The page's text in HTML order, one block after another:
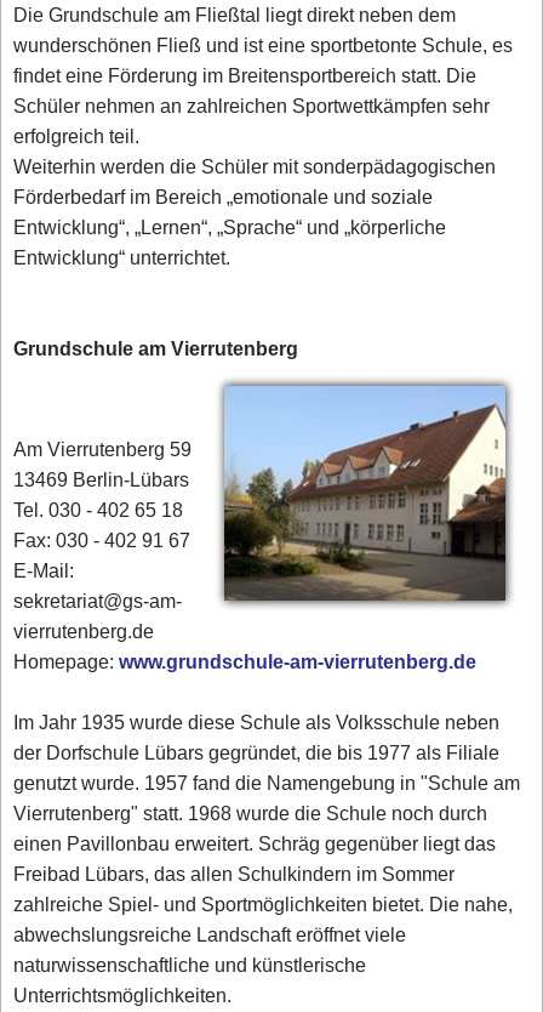
Die Grundschule am Fließtal liegt direkt neben dem
wunderschönen Fließ und ist eine sportbetonte Schule, es
findet eine Förderung im Breitensportbereich statt. Die
Schüler nehmen an zahlreichen Sportwettkämpfen sehr
erfolgreich teil.
Weiterhin werden die Schüler mit sonderpädagogischen
Förderbedarf im Bereich „emotionale und soziale
Entwicklung“, „Lernen“, „Sprache“ und „körperliche
Entwicklung“ unterrichtet.
Grundschule am Vierrutenberg
Am Vierrutenberg 59
13469 Berlin-Lübars
Tel. 030 - 402 65 18
Fax: 030 - 402 91 67
E-Mail:
sekretariat@gs-am-
vierrutenberg.de
Homepage:www.grundschule-am-vierrutenberg.de
Im Jahr 1935 wurde diese Schule als Volksschule neben
der Dorfschule Lübars gegründet, die bis 1977 als Filiale
genutzt wurde. 1957 fand die Namengebung in "Schule am
Vierrutenberg" statt. 1968 wurde die Schule noch durch
einen Pavillonbau erweitert. Schräg gegenüber liegt das
Freibad Lübars, das allen Schulkindern im Sommer
zahlreiche Spiel- und Sportmöglichkeiten bietet. Die nahe,
abwechslungsreiche Landschaft eröffnet viele
naturwissenschaftliche und künstlerische
Unterrichtsmöglichkeiten.